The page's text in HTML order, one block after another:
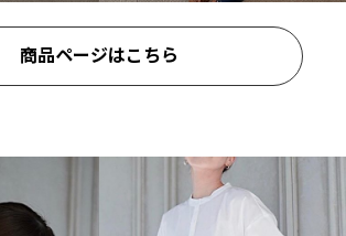
商品ページはこちら